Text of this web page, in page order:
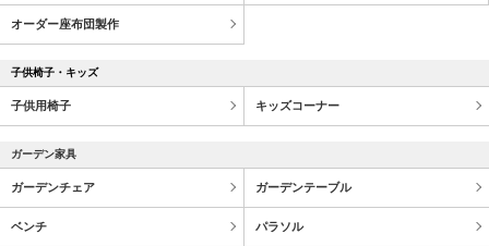
オーダー座布団製作
子供椅子・キッズ
子供用椅子 キッズコーナー
ガーデン家具
ガーデンチェア ガーデンテーブル
ベンチ パラソル